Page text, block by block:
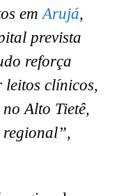
emArujá,
prevista
reforça
leitos clínicos,
Alto Tietê,
regional”,